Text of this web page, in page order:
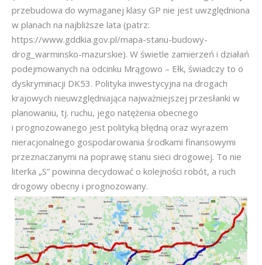
przebudowa do wymaganej klasy GP nie jest uwzględniona
w planach na najbliższe lata (patrz:
https://www.gddkia.gov.pl/mapa-stanu-budowy-
drog_warminsko-mazurskie). W świetle zamierzeń i działań
podejmowanych na odcinku Mrągowo – Ełk, świadczy to o
dyskryminacji DK53. Polityka inwestycyjna na drogach
krajowych nieuwzględniająca najważniejszej przesłanki w
planowaniu, tj. ruchu, jego natężenia obecnego
i prognozowanego jest polityką błędną oraz wyrazem
nieracjonalnego gospodarowania środkami finansowymi
przeznaczanymi na poprawę stanu sieci drogowej. To nie
literka „S” powinna decydować o kolejności robót, a ruch
drogowy obecny i prognozowany.